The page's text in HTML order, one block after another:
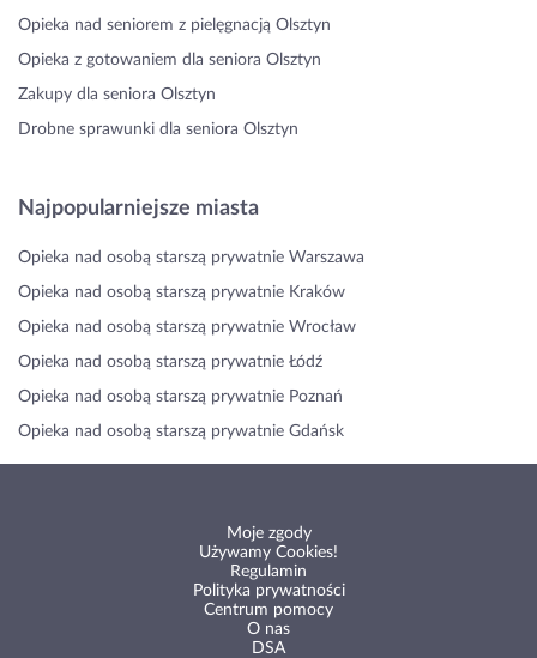
Opieka nad seniorem z pielęgnacją Olsztyn
Opieka z gotowaniem dla seniora Olsztyn
Zakupy dla seniora Olsztyn
Drobne sprawunki dla seniora Olsztyn
Najpopularniejsze miasta
Opieka nad osobą starszą prywatnie Warszawa
Opieka nad osobą starszą prywatnie Kraków
Opieka nad osobą starszą prywatnie Wrocław
Opieka nad osobą starszą prywatnie Łódź
Opieka nad osobą starszą prywatnie Poznań
Opieka nad osobą starszą prywatnie Gdańsk
Moje zgody
Używamy Cookies!
Regulamin
Polityka prywatności
Centrum pomocy
O nas
DSA